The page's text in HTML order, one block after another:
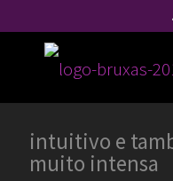
intuitivo e
muito intensa